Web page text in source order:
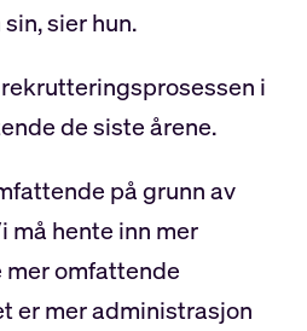
sier hun.
i
de siste årene.
på grunn av
må hente inn mer
omfattende
er mer administrasjon